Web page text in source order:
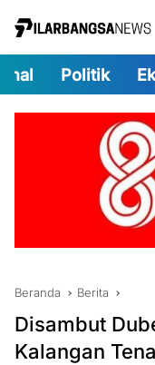
Politik
Beranda Berita
Disambut
Kalangan